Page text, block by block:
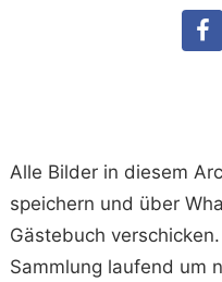
Alle Bilder in diesem
speichern und über
Gästebuch
Sammlung laufend um